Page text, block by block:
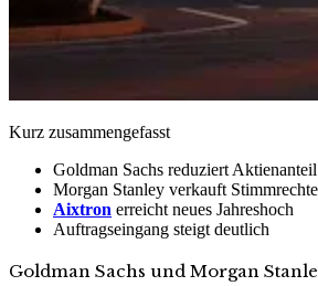
Kurz zusammengefasst
Goldman Sachs reduziert Aktienanteil
Morgan Stanley verkauft Stimmrechte
Aixtron erreicht neues Jahreshoch
Auftragseingang steigt deutlich
Goldman Sachs und Morgan